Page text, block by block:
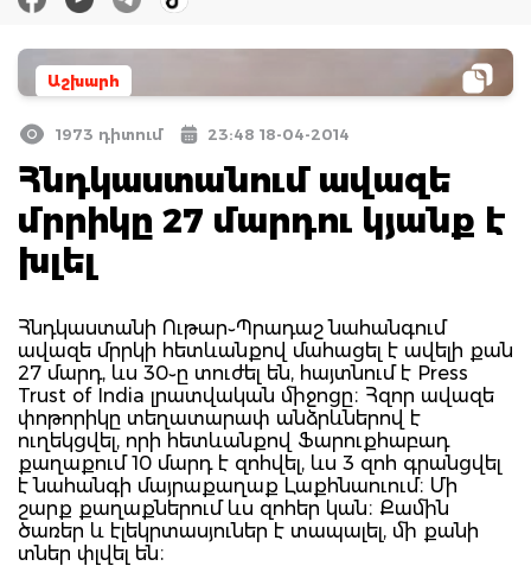
Աշխարհ
1973 դիտում 23:48 18-04-2014
Հնդկաստանում ավազե
մրրիկը 27 մարդու կյանք է
խլել
Հնդկաստանի Ութար֊Պրադաշ նահանգում
ավազե մրրկի հետևանքով մահացել է ավելի քան
27 մարդ, ևս 30֊ը տուժել են, հայտնում է Press
Trust of India լրատվական միջոցը։ Հզոր ավազե
փոթորիկը տեղատարափ անձրևներով է
ուղեկցվել, որի հետևանքով Ֆարուքհաբադ
քաղաքում 10 մարդ է զոհվել, ևս 3 զոհ գրանցվել
է նահանգի մայրաքաղաք Լաքհնաուում։ Մի
շարք քաղաքներում ևս զոհեր կան։ Քամին
ծառեր և էլեկրտասյուներ է տապալել, մի քանի
տներ փլվել են։